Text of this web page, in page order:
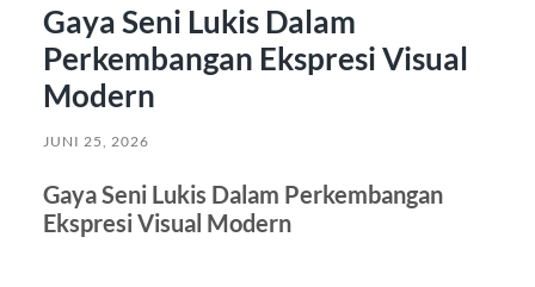
Gaya Seni Lukis Dalam
Perkembangan Ekspresi Visual
Modern
JUNI 25, 2026
Gaya Seni Lukis Dalam Perkembangan
Ekspresi Visual Modern